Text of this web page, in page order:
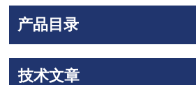
产品目录
技术文章